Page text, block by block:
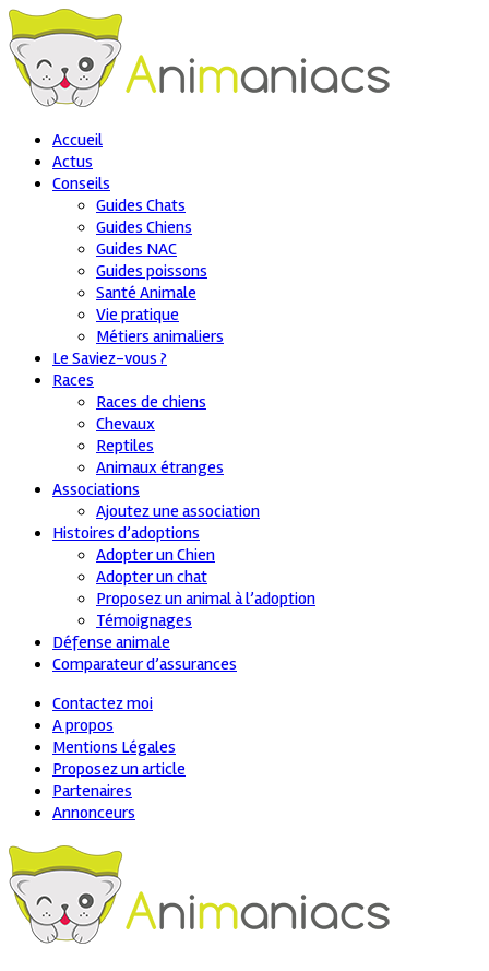
Accueil
Actus
Conseils
Guides Chats
Guides Chiens
Guides NAC
Guides poissons
Santé Animale
Vie pratique
Métiers animaliers
Le Saviez-vous ?
Races
Races de chiens
Chevaux
Reptiles
Animaux étranges
Associations
Ajoutez une association
Histoires d’adoptions
Adopter un Chien
Adopter un chat
Proposez un animal à l’adoption
Témoignages
Défense animale
Comparateur d’assurances
Contactez moi
A propos
Mentions Légales
Proposez un article
Partenaires
Annonceurs